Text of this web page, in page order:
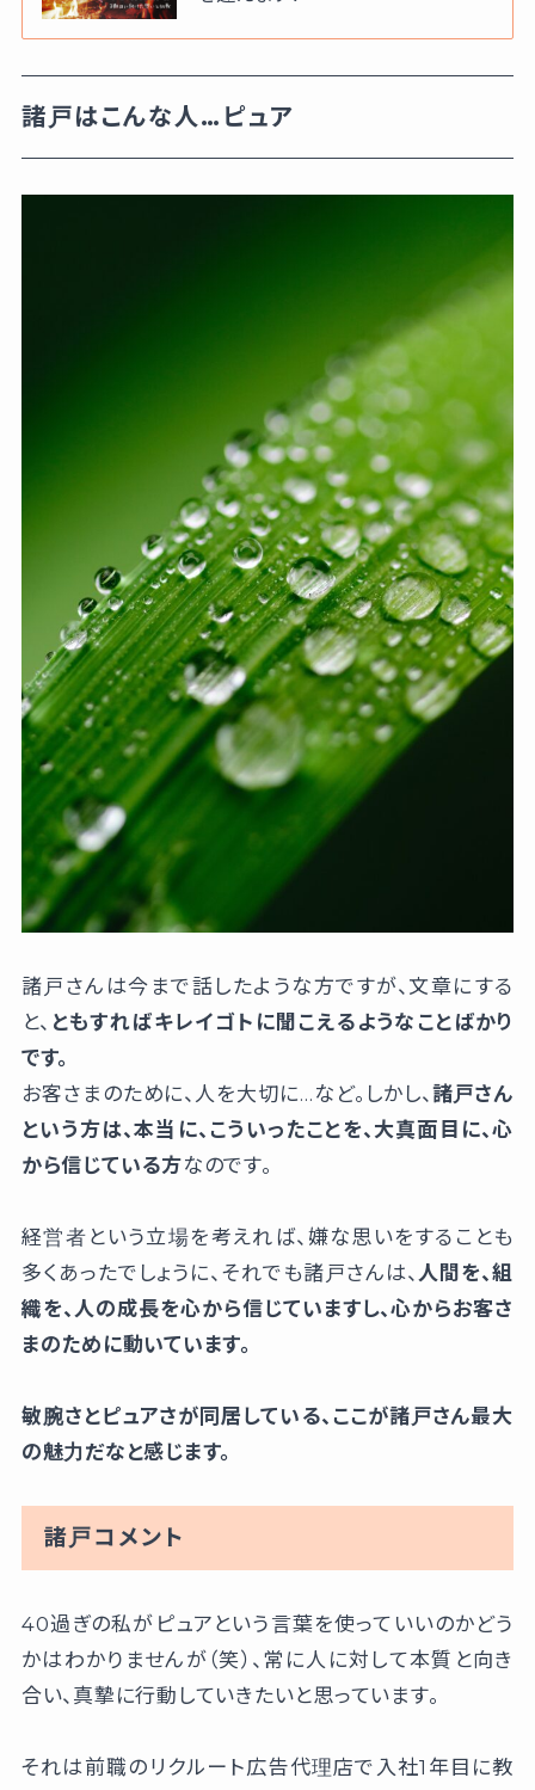
諸戸はこんな人…ピュア
諸戸さんは今まで話したような方ですが、文章にする
と、 ともすればキレイゴトに聞こえるようなことばかり
です。
お客さまのために、人を大切に…など。しかし、諸戸さん
という方は、本当に、こういったことを、大真面目に、心
から信じている方なのです。
経営者という立場を考えれば、嫌な思いをすることも
多くあったでしょうに、それでも諸戸さんは、人間を、組
織を、人の成長を心から信じていますし、心からお客さ
まのために動いています。
敏腕さとピュアさが同居している、ここが諸戸さん最大
の魅力だなと感じます。
諸戸コメント
40過ぎの私がピュアという言葉を使っていいのかどう
かはわかりませんが（笑）、常に人に対して本質と向き
合い、真摯に行動していきたいと思っています。
それは前職のリクルート広告代理店で入社1年目に教